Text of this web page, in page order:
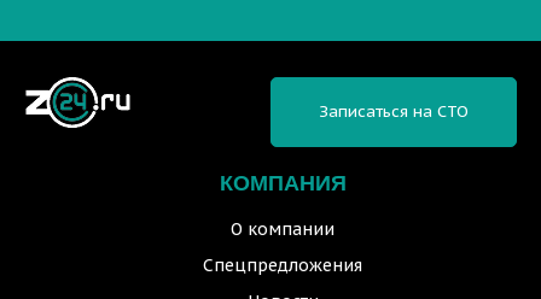
КОМПАНИЯ
О компании
Спецпредложения
Записаться на СТО